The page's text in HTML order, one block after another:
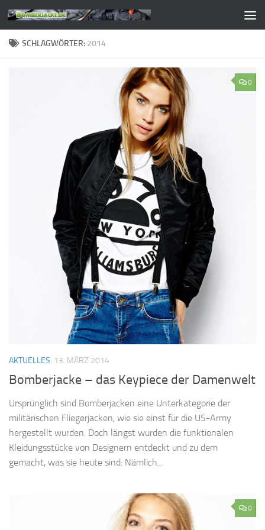
Zum Inhalt springen
SCHLAGWÖRTER: 2014
0
AKTUELLES 13. MÄRZ 2014
Bomberjacke – das Keypiece der Damenwelt
Ursprünglich sind Bomberjacken eine Unterkategorie der
militärischen Fliegerjacken, wie sie einst für die US-Army
hergestellt wurden. Doch längst wurden die funktionalen
Kleidungsstücke von Designern entdeckt und zu dem
gemacht, was sie heute sind: Nämlich...
0